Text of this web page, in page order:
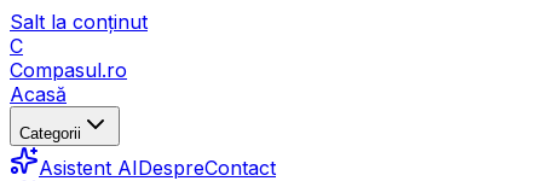
Salt la conținut
C
Compasul.ro
Acasă
Categorii
Asistent AIDespreContact